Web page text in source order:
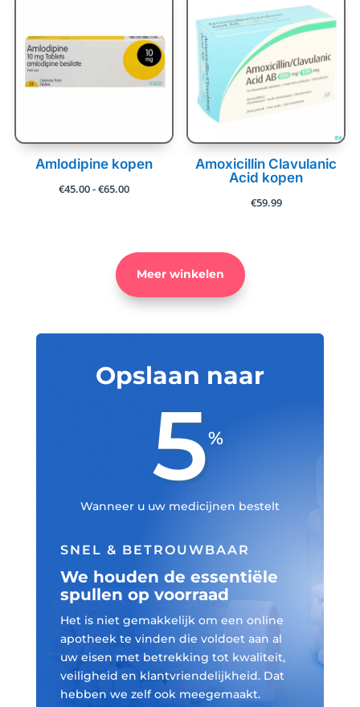
Amlodipine kopen
€45.00-€65.00Prijsklasse:
€65.00
Amoxicillin Clavulanic
Acid kopen
€59.99
Meer winkelen
Opslaan naar
5%
Wanneer u uw medicijnen bestelt
SNEL & BETROUWBAAR
We houden de essentiële
spullen op voorraad
Het is niet gemakkelijk om een online
apotheek te vinden die voldoet aan al
uw eisen met betrekking tot kwaliteit,
veiligheid en klantvriendelijkheid. Dat
hebben we zelf ook meegemaakt.